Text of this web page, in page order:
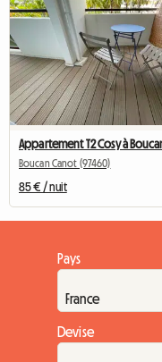
Boucan Canot (97460)
85 € / nuit
Pays
Devise